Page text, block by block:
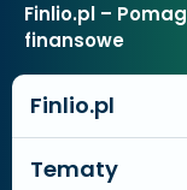
Finlio.pl –
finansowe
Finlio.pl
Tematy